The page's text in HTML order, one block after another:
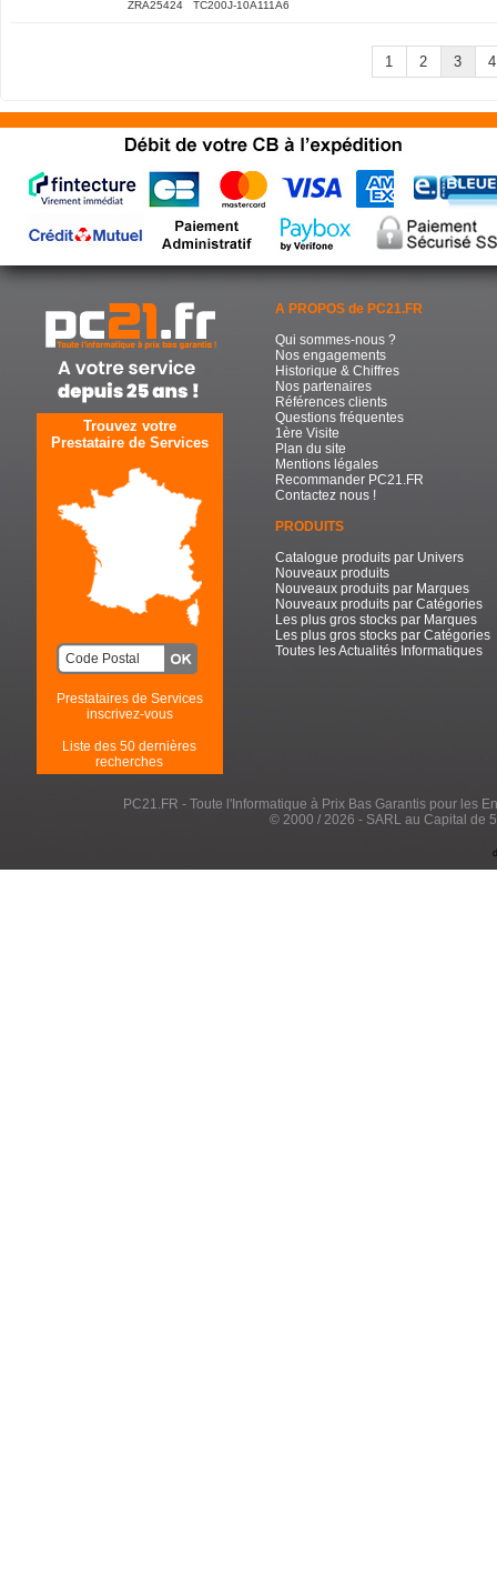
ZRA25424 TC200J-10A111A6
1 2 3 4
Trouvez votre
Prestataire de Services
Prestataires de Services
inscrivez-vous
Liste des 50 dernières
recherches
A PROPOS de PC21.FR
Qui sommes-nous ?
Nos engagements
Historique & Chiffres
Nos partenaires
Références clients
Questions fréquentes
1ère Visite
Plan du site
Mentions légales
Recommander PC21.FR
Contactez nous !
PRODUITS
Catalogue produits par Univers
Nouveaux produits
Nouveaux produits par Marques
Nouveaux produits par Catégories
Les plus gros stocks par Marques
Les plus gros stocks par Catégories
Toutes les Actualités Informatiques
PC21.FR - Toute l'Informatique à Prix Bas Garantis pour les
© 2000 / 2026 - SARL au Capital de